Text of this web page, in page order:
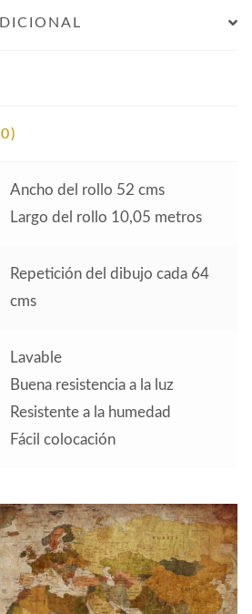
Ancho del rollo 52 cms
Largo del rollo 10,05 metros
Repetición del dibujo cada 64
cms
Lavable
Buena resistencia a la luz
Resistente a la humedad
Fácil colocación